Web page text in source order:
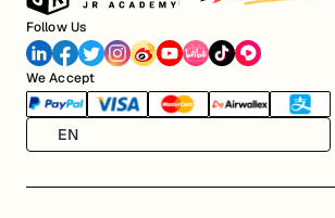
Follow Us
We Accept
EN